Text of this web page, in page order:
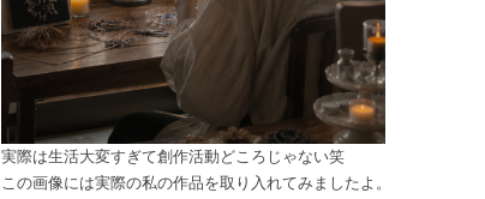
実際は生活大変すぎて創作活動どころじゃない笑
この画像には実際の私の作品を取り入れてみましたよ。